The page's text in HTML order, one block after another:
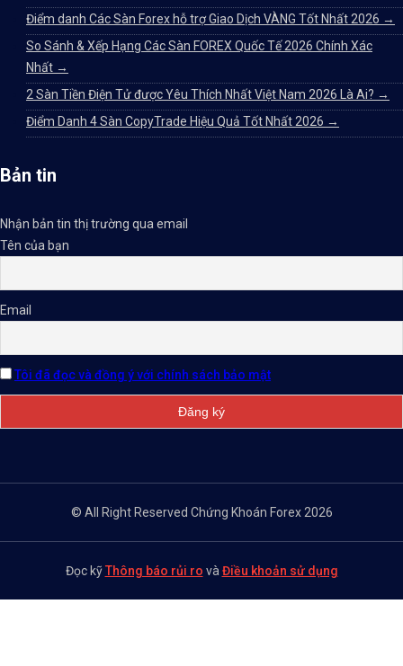
Điểm danh Các Sàn Forex hỗ trợ Giao Dịch VÀNG Tốt Nhất 2026 →
So Sánh & Xếp Hạng Các Sàn FOREX Quốc Tế 2026 Chính Xác
Nhất →
2 Sàn Tiền Điện Tử được Yêu Thích Nhất Việt Nam 2026 Là Ai? →
Điểm Danh 4 Sàn CopyTrade Hiệu Quả Tốt Nhất 2026 →
Bản tin
Nhận bản tin thị trường qua email
Tên của bạn
Email
Tôi đã đọc và đồng ý với chính sách bảo mật
© All Right Reserved Chứng Khoán Forex 2026
Đọc kỹThông báo rủi ro và Điều khoản sử dụng